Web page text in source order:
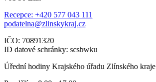
Recepce: +420 577 043 111
podatelna@zlinskykraj.cz
IČO: 70891320
ID datové schránky: scsbwku
Úřední hodiny Krajského úřadu Zlínského kraje